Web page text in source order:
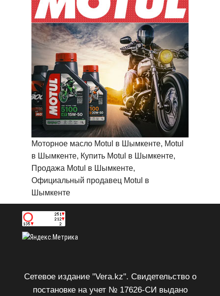
Моторное масло Motul в Шымкенте, Motul
в Шымкенте, Купить Motul в Шымкенте,
Продажа Motul в Шымкенте,
Официальный продавец Motul в
Шымкенте
Сетевое издание "Vera.kz". Свидетельство о
постановке на учет № 17626-СИ выдано